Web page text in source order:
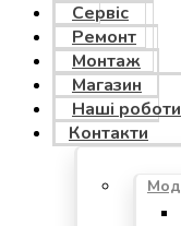
Сервіс
Ремонт
Монтаж
Магазин
Наші роботи
Контакти